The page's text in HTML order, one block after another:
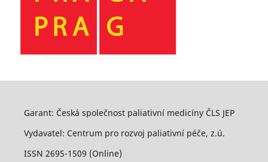
Garant: Česká společnost paliativní medicíny ČLS JEP
Vydavatel: Centrum pro rozvoj paliativní péče, z.ú.
ISSN 2695-1509 (Online)